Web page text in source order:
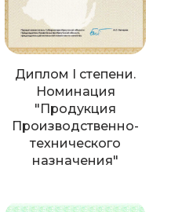
Диплом I степени.
Номинация
"Продукция
Производственно-
технического
назначения"